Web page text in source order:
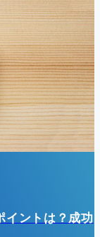
土地活用におす